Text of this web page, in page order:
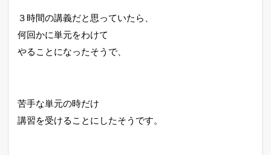
３時間の講義だと思っていたら、
何回かに単元をわけて
やることになったそうで、
苦手な単元の時だけ
講習を受けることにしたそうです。